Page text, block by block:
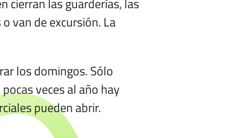
van de excursión. La
los domingos. Sólo
veces al año hay
pueden abrir.